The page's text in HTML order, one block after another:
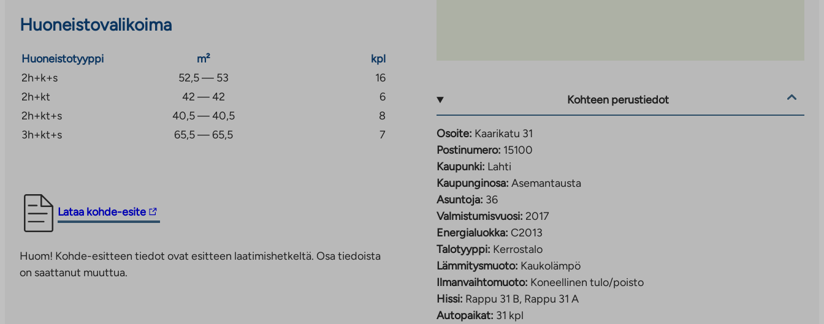
pyöräkatokset sekä autopaikat asukkaille. Autohallista on myös mahdollista
varata autopaikka.
Huoneistovalikoima
Huoneistotyyppi m²
kpl
2h+k+s
52,5 — 53
16
2h+kt
42 — 42
6
2h+kt+s
40,5 — 40,5
8
3h+kt+s
65,5 — 65,5 7
Lataa kohde-esite
Linkki
palveluun.
Linkki
Huom! Kohde-esitteen tiedot ovat esitteen laatimishetkeltä. Osa tiedoista
on saattanut muuttua.
Kohteen perustiedot
Osoite: Kaarikatu 31
Postinumero: 15100
Kaupunki: Lahti
Kaupunginosa: Asemantausta
Asuntoja: 36
Valmistumisvuosi: 2017
Energialuokka: C2013
Talotyyppi: Kerrostalo
Lämmitysmuoto: Kaukolämpö
Ilmanvaihtomuoto: Koneellinen tulo/poisto
Hissi: Rappu 31 B, Rappu 31 A
Autopaikat: 31 kpl